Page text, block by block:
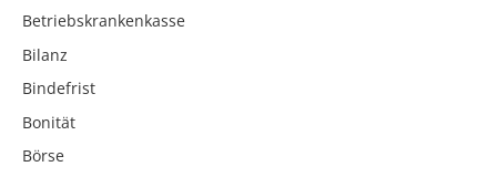
Betriebskrankenkasse
Bilanz
Bindefrist
Bonität
Börse